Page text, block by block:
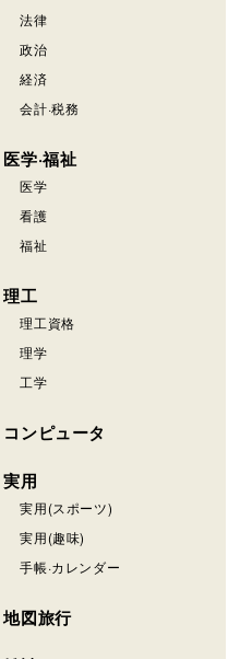
法律
政治
経済
会計·税務
医学·福祉
医学
看護
福祉
理工
理工資格
理学
工学
コンピュータ
実用
実用(スポーツ)
実用(趣味)
手帳·カレンダー
地図旅行